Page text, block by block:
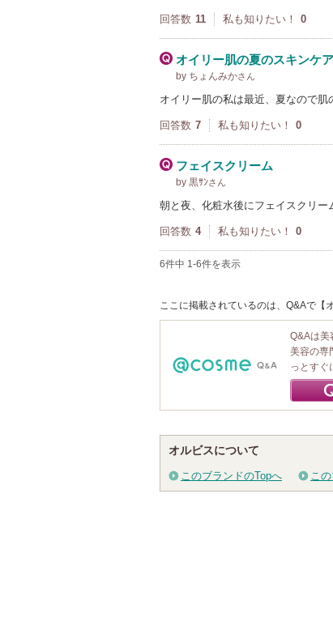
回答数 11 私も知りたい！ 0
オイリー肌の夏のスキンケ
by ちょんみかさん
オイリー肌の私は最近、夏なので
回答数 7 私も知りたい！ 0
フェイスクリーム
by 黒ｻﾝさん
朝と夜、化粧水後にフェイスクリー
回答数 4 私も知りたい！ 0
6件中 1-6件を表示
ここに掲載されているのは、Q&Aで【
Q&Aは美
美容の専
っとすぐ
オルビスについて
このブランドのTopへ こ